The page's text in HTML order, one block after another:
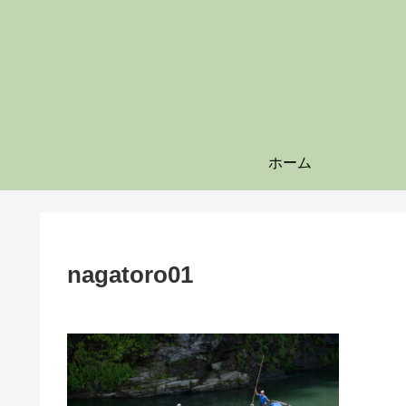
ホーム
nagatoro01